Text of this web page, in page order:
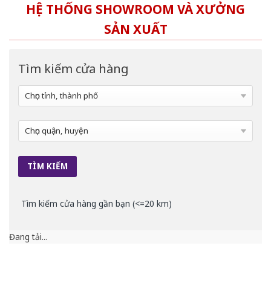
HỆ THỐNG SHOWROOM VÀ XƯỞNG
SẢN XUẤT
Tìm kiếm cửa hàng
Tìm kiếm cửa hàng gần bạn (<=20 km)
Đang tải...